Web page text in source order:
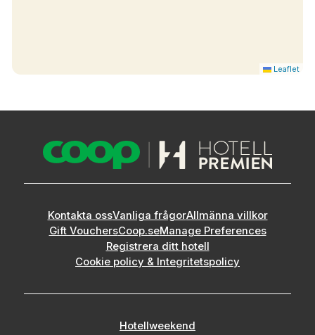
Leaflet
Kontakta ossVanliga frågorAllmänna villkor
Gift VouchersCoop.seManage Preferences
Registrera ditt hotell
Cookie policy & Integritetspolicy
Hotellweekend